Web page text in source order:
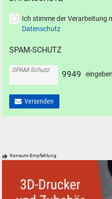
Ich stimme der Verarbeitung
Datenschutz
SPAM-SCHUTZ
SPAM-Schutz 9949
Versenden
Konsum-Empfehlung